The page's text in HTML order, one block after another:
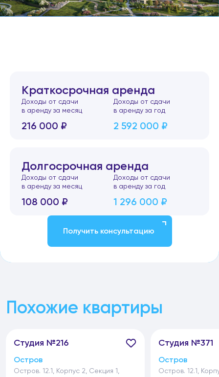
Краткосрочная аренда
Доходы от сдачи
в аренду за месяц
216 000 ₽
Доходы от сдачи
в аренду за год
2 592 000 ₽
Долгосрочная аренда
Доходы от сдачи
в аренду за месяц
108 000 ₽
Доходы от сдачи
в аренду за год
1 296 000 ₽
Получить консультацию
Похожие квартиры
Студия №216
Остров
Остров. 12.1, Корпус 2, Секция 1,
Студия №371
Остров
Остров. 12.1,